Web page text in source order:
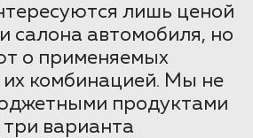
лишь ценой
салона автомобиля, но
о применяемых
их комбинацией. Мы не
продуктами
варианта